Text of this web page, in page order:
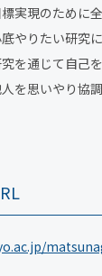
標実現のために
底やりたい研究
究を通じて自己
人を思いやり協